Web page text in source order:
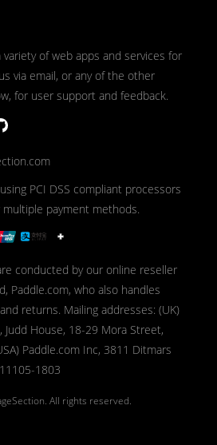
variety of web apps and services for
via email, or any of the other
for user support and feedback.
PCI DSS compliant processors
payment methods.
conducted by our online reseller
Paddle.com, who also handles
returns. Mailing addresses: (UK)
Judd House, 18-29 Mora Street,
Paddle.com Inc, 3811 Ditmars
1803
All rights reserved.